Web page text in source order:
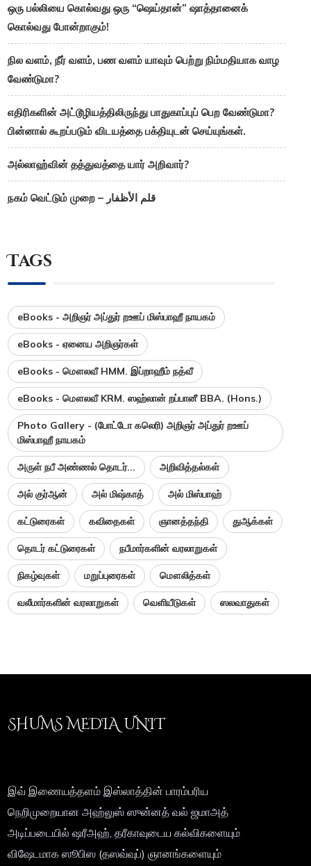
ஒரு பல்லியை கொல்வது ஒரு “ஷெய்தான்” ஷாத்தானைக்
கொல்வது போன்றாகும்!
நில வளம், நீர் வளம், பண வளம் யாவும் பெற்று நிம்மதியாக வாழ
வேண்டுமா?
எதிரிகளின் அட்டூழியத்திலிருந்து பாதுகாப்புப் பெற வேண்டுமா?
பின்னால் கூறப்படும் விடயத்தை பக்தியுடன் செய்யுங்கள்.
அல்லாஹ்வின் தத்துவத்தை யார் அறிவார்?
நகம் வெட்டும் முறை – قلم الأظفار
Tags
eBooks - அறிஞர் அப்துர் றஊப் மிஸ்பாஹீ நாயகம்
eBooks - ஏனைய அறிஞர்கள்
eBooks - மௌலவீ HMM. இப்றாஹீம் நத்வீ
eBooks - மௌலவீ KRM. ஸஹ்லான் றப்பானீ BBA. (Hons.)
Photo Gallery - (போட்டோ கலெரி) அறிஞர் அப்துர் றஊப்
மிஸ்பாஹீ நாயகம்
அருள் நபீ அண்ணல் தொடர்... அறிவித்தல்கள்
அல் குர்ஆன் அல் மிஷ்காத் அல் மிஸ்பாஹ்
கட்டுரைகள் கவிதைகள் ஞானத்தந்தி துஆக்கள்
தொடர் கட்டுரைகள் நபீமார்களின் வரலாறுகள்
நிகழ்வுகள் மறுப்புரைகள் மௌலித்கள்
வலீமார்களின் வரலாறுகள் வெளியீடுகள் ஸலவாதுகள்
SHUMS MEDIA UNIT
இவ் இணையத்தளம் இஸ்லாத்தின் பாரம்பரிய
நெறிமுறையான அஹ்லுஸ் ஸுன்னத் வல் ஜமாஅத்
அடிப்படையில் ஷரீஅஹ், தரீகாவுடைய கல்விகளையும்
விஷேடமாக ஸூபிஸ (தஸவ்வுப்) ஞானங்களையும்